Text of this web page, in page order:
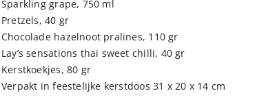
Sparkling grape, 750 ml
Pretzels, 40 gr
Chocolade hazelnoot pralines, 110 gr
Lay’s sensations thai sweet chilli, 40 gr
Kerstkoekjes, 80 gr
Verpakt in feestelijke kerstdoos 31 x 20 x 14 cm